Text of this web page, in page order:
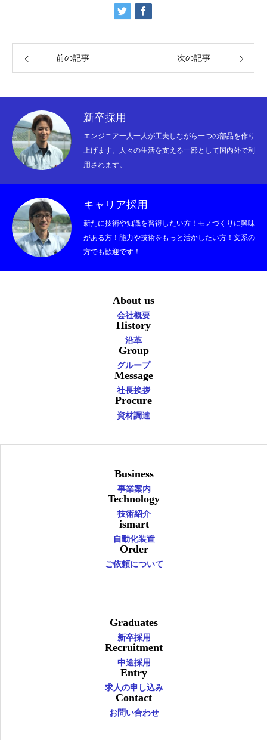
お知らせ
前の記事 次の記事
新卒採用
エンジニア一人一人が工夫しながら一つの部品を作り
上げます。人々の生活を支える一部として国内外で利
用されます。
キャリア採用
新たに技術や知識を習得したい方！モノづくりに興味
がある方！能力や技術をもっと活かしたい方！文系の
方でも歓迎です！
About us
会社概要
History
沿革
Group
グループ
Message
社長挨拶
Procure
資材調達
Business
事業案内
Technology
技術紹介
ismart
自動化装置
Order
ご依頼について
Graduates
新卒採用
Recruitment
中途採用
Entry
求人の申し込み
Contact
お問い合わせ